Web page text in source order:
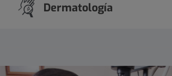
Dermatología